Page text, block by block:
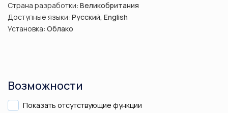
Страна разработки: Великобритания
Доступные языки: Русский, English
Установка: Облако
Возможности
Показать отсутствующие функции